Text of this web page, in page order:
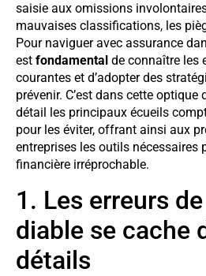
saisie aux omissions
mauvaises classifications, les
Pour naviguer avec assurance
est fondamental de connaître les
courantes et d’adopter des
prévenir. C’est dans cette optique
détail les principaux écueils
pour les éviter, offrant ainsi aux
entreprises les outils nécessaires
financière irréprochable.
1. Les erreurs
diable se cache
détails